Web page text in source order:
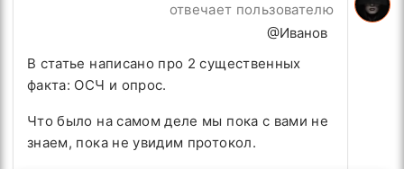
отвечает пользователю
@Иванов
В статье написано про 2 существенных
факта: ОСЧ и опрос.
Что было на самом деле мы пока с вами не
знаем, пока не увидим протокол.